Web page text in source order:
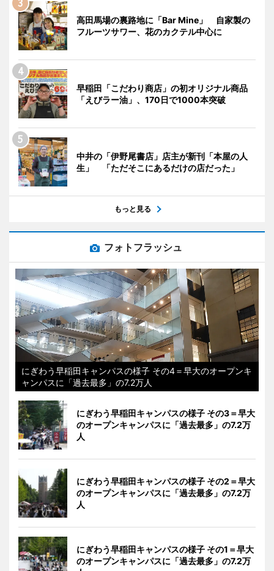
高田馬場の裏路地に「Bar Mine」 自家製の
フルーツサワー、花のカクテル中心に
早稲田「こだわり商店」の初オリジナル商品
「えびラー油」、170日で1000本突破
中井の「伊野尾書店」店主が新刊「本屋の人
生」 「ただそこにあるだけの店だった」
もっと見る
フォトフラッシュ
にぎわう早稲田キャンパスの様子 その4＝早大のオープンキ
ャンパスに「過去最多」の7.2万人
にぎわう早稲田キャンパスの様子 その3＝早大
のオープンキャンパスに「過去最多」の7.2万
人
にぎわう早稲田キャンパスの様子 その2＝早大
のオープンキャンパスに「過去最多」の7.2万
人
にぎわう早稲田キャンパスの様子 その1＝早大
のオープンキャンパスに「過去最多」の7.2万